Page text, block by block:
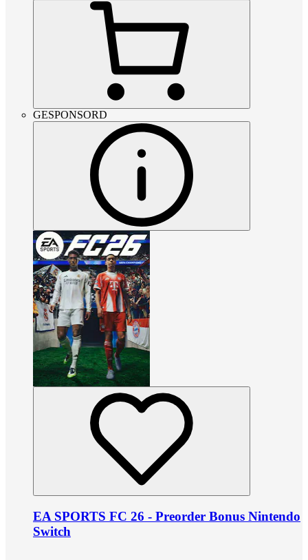
GESPONSORD
EA SPORTS FC 26 - Preorder Bonus Nintendo
Switch